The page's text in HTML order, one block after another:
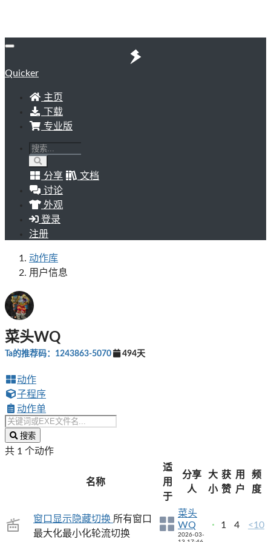
Quicker
主页
下载
专业版
分享
文档
讨论
外观
登录
注册
动作库
用户信息
菜头WQ
Ta的推荐码：1243863-5070 494天
动作
子程序
动作单
搜索
共 1 个动作
名称
适
用
于
分享
人
大
小
获
赞
用
户
频
度
窗口显示隐藏切换 所有窗口
最大化最小化轮流切换
菜头
WQ
2026-03-
1 4 <10